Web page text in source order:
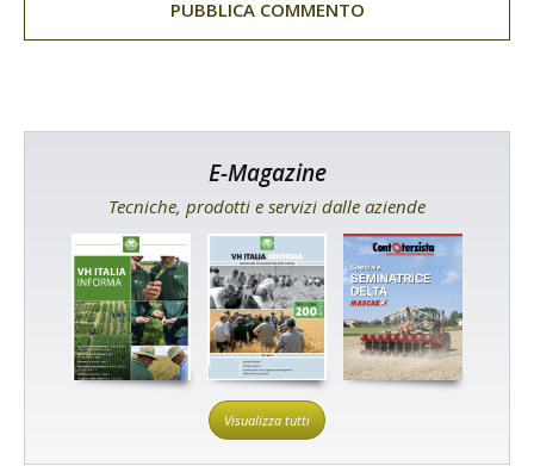
E-Magazine
Tecniche, prodotti e servizi dalle aziende
Visualizza tutti